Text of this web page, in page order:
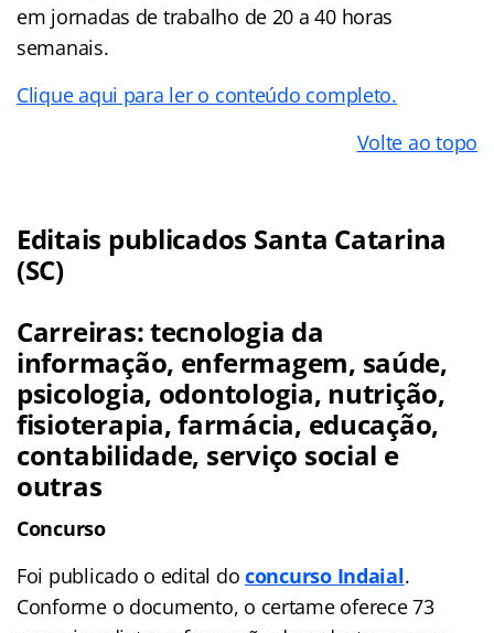
em jornadas de trabalho de 20 a 40 horas
semanais.
Clique aqui para ler o conteúdo completo.
Volte ao topo
Editais publicados Santa Catarina
(SC)
Carreiras: tecnologia da
informação, enfermagem, saúde,
psicologia, odontologia, nutrição,
fisioterapia, farmácia, educação,
contabilidade, serviço social e
outras
Concurso
Foi publicado o edital do concurso Indaial.
Conforme o documento, o certame oferece 73